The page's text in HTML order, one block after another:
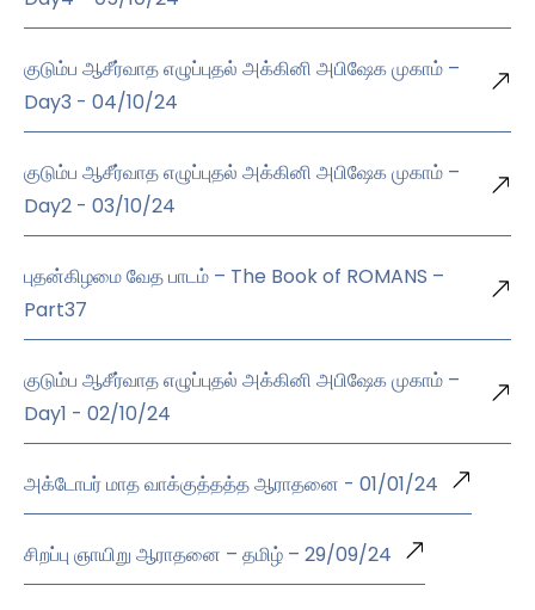
குடும்ப ஆசீர்வாத எழுப்புதல் அக்கினி அபிஷேக முகாம் –
Day3 - 04/10/24
குடும்ப ஆசீர்வாத எழுப்புதல் அக்கினி அபிஷேக முகாம் –
Day2 - 03/10/24
புதன்கிழமை வேத பாடம் – The Book of ROMANS –
Part37
குடும்ப ஆசீர்வாத எழுப்புதல் அக்கினி அபிஷேக முகாம் –
Day1 - 02/10/24
அக்டோபர் மாத வாக்குத்தத்த ஆராதனை - 01/01/24
சிறப்பு ஞாயிறு ஆராதனை – தமிழ் – 29/09/24